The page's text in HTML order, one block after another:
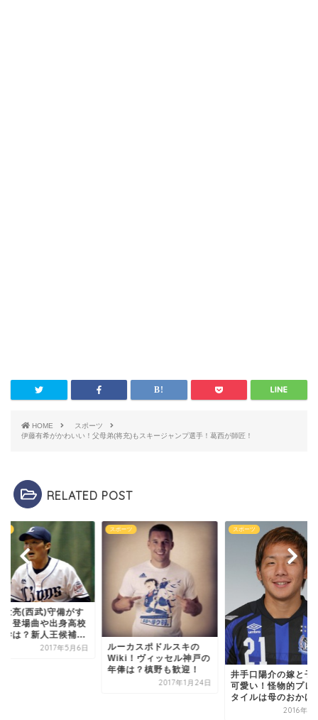
HOME
スポーツ
伊藤有希がかわいい！父母弟(将充)もスキージャンプ選手！葛西が師匠！
RELATED POST
壮亮(西武)守備がす
！登場曲や出身高校
学は？新人王候補...
2017年5月6日
スポーツ
ルーカスポドルスキの
Wiki！ヴィッセル神戸の
年俸は？槙野も歓迎！
2017年1月24日
スポーツ
井手口陽介の嫁と子
可愛い！怪物的プレ
タイルは母のおかげ
2016年11